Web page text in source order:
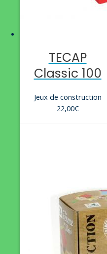
TECAP
Classic 100
Jeux de construction
22,00€